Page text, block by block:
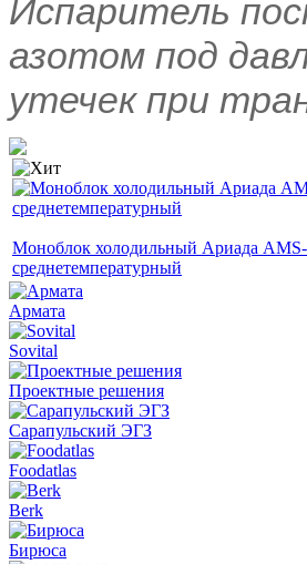
Испаритель
азотом под
утечек при
Моноблок холодильный Ариада
среднетемпературный
Армата
Sovital
Проектные решения
Сарапульский ЭГЗ
Foodatlas
Berk
Бирюса